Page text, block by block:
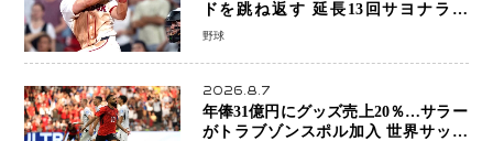
ドを跳ね返す 延長13回サヨナラ勝
ち 吉田正尚選手も2安打1打点で貢献 4
野球
2026.8.7
年俸31億円にグッズ売上20％…サラー
がトラブゾンスポル加入 世界サッカ